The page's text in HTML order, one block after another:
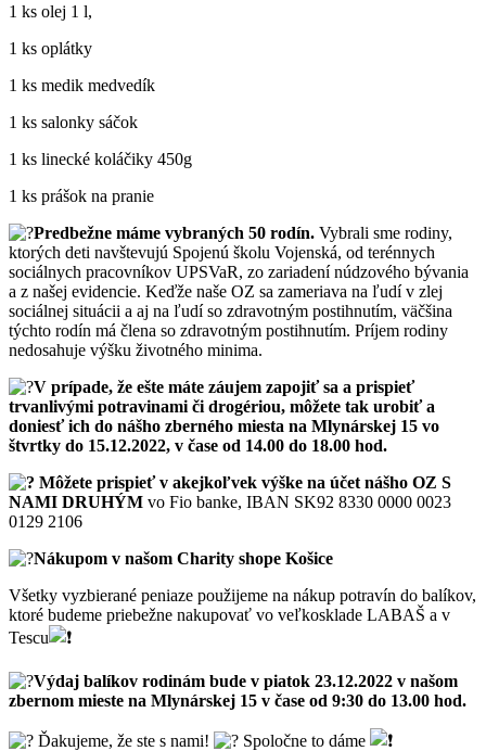
1 ks olej 1 l,
1 ks oplátky
1 ks medik medvedík
1 ks salonky sáčok
1 ks linecké koláčiky 450g
1 ks prášok na pranie
Predbežne máme vybraných 50 rodín. Vybrali sme rodiny,
ktorých deti navštevujú Spojenú školu Vojenská, od terénnych
sociálnych pracovníkov UPSVaR, zo zariadení núdzového bývania
a z našej evidencie. Keďže naše OZ sa zameriava na ľudí v zlej
sociálnej situácii a aj na ľudí so zdravotným postihnutím, väčšina
týchto rodín má člena so zdravotným postihnutím. Príjem rodiny
nedosahuje výšku životného minima.
V prípade, že ešte máte záujem zapojiť sa a prispieť
trvanlivými potravinami či drogériou, môžete tak urobiť a
doniesť ich do nášho zberného miesta na Mlynárskej 15 vo
štvrtky do 15.12.2022, v čase od 14.00 do 18.00 hod.
Môžete prispieť v akejkoľvek výške na účet nášho OZ S
NAMI DRUHÝM vo Fio banke, IBAN SK92 8330 0000 0023
0129 2106
Nákupom v našom Charity shope Košice
Všetky vyzbierané peniaze použijeme na nákup potravín do balíkov,
ktoré budeme priebežne nakupovať vo veľkosklade LABAŠ a v
Tescu
Výdaj balíkov rodinám bude v piatok 23.12.2022 v našom
zbernom mieste na Mlynárskej 15 v čase od 9:30 do 13.00 hod.
Ďakujeme, že ste s nami! Spoločne to dáme